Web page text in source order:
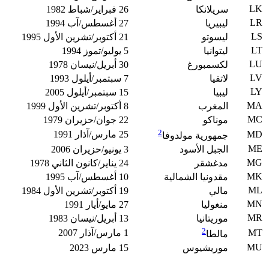
LK
سريلانكا
26 فبراير/شباط 1982
LR
ليبيريا
27 أغسطس/آب 1994
LS
ليسوتو
21 أكتوبر/تشرين الأول 1995
LT
ليتوانيا
5 يوليو/تموز 1994
LU
لكسمبورغ
30 أبريل/نيسان 1978
LV
لاتفيا
7 سبتمبر/أيلول 1993
LY
ليبيا
15 سبتمبر/أيلول 2005
MA
المغرب
8 أكتوبر/تشرين الأول 1999
MC
موناكو
22 جوان/حزيران 1979
MD
جمهورية مولدوفا2
25 مارس/آذار 1991
ME
الجبل الأسود
3 يونيو/حزيران 2006
MG
مدغشقر
24 يناير/كانون الثاني 1978
MK
مقدونيا الشمالية
10 أغسطس/آب 1995
ML
مالي
19 أكتوبر/تشرين الأول 1984
MN
منغوليا
27 مايو/أيار 1991
MR
موريتانيا
13 أبريل/نيسان 1983
MT
مالطا2
1 مارس/آذار 2007
MU
موريشيوس
15 مارس 2023